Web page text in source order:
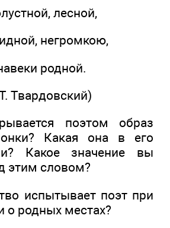
лесной,
негромкою,
родной.
Твардовский)
поэтом образ
Какая она в его
Какое значение вы
этим словом?
испытывает поэт при
о родных местах?